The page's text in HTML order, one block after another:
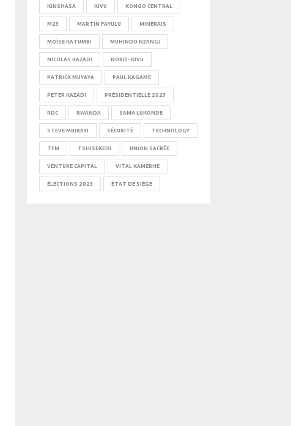
KINSHASA KIVU KONGO CENTRAL
M23 MARTIN FAYULU MINERAIS
MOÏSE KATUMBI MUHINDO NZANGI
NICOLAS KAZADI NORD-KIVU
PATRICK MUYAYA PAUL KAGAME
PETER KAZADI PRÉSIDENTIELLE 2023
RDC RWANDA SAMA LUKONDE
STEVE MBIKAYI SÉCURITÉ TECHNOLOGY
TFM TSHISEKEDI UNION SACRÉE
VENTURE CAPITAL VITAL KAMERHE
ÉLECTIONS 2023 ÉTAT DE SIÈGE